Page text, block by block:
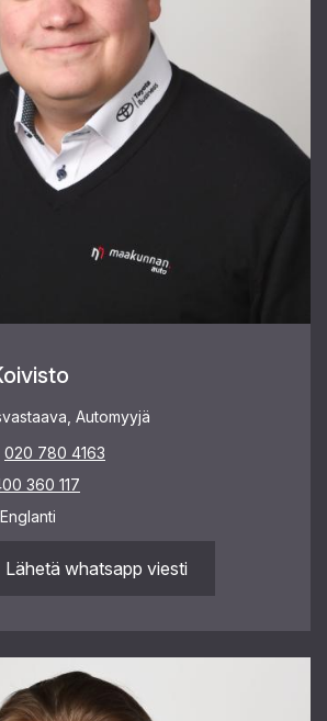
Automyyjä
020 780 4163
360 117
Lähetä whatsapp viesti